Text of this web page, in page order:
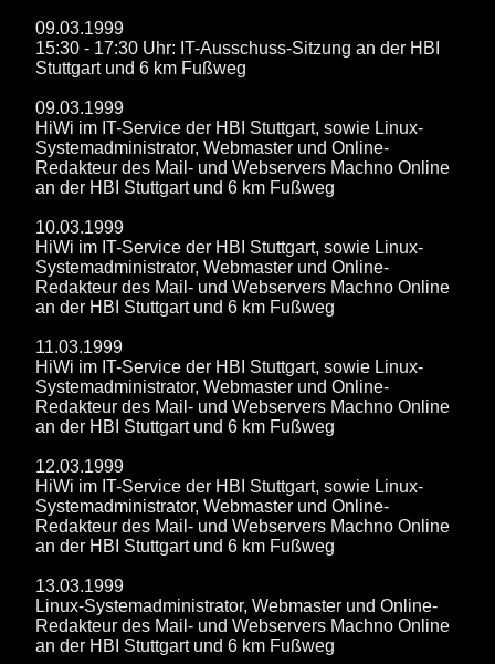
09.03.1999
15:30 - 17:30 Uhr: IT-Ausschuss-Sitzung an der HBI
Stuttgart und 6 km Fußweg
09.03.1999
HiWi im IT-Service der HBI Stuttgart, sowie Linux-
Systemadministrator, Webmaster und Online-
Redakteur des Mail- und Webservers Machno Online
an der HBI Stuttgart und 6 km Fußweg
10.03.1999
HiWi im IT-Service der HBI Stuttgart, sowie Linux-
Systemadministrator, Webmaster und Online-
Redakteur des Mail- und Webservers Machno Online
an der HBI Stuttgart und 6 km Fußweg
11.03.1999
HiWi im IT-Service der HBI Stuttgart, sowie Linux-
Systemadministrator, Webmaster und Online-
Redakteur des Mail- und Webservers Machno Online
an der HBI Stuttgart und 6 km Fußweg
12.03.1999
HiWi im IT-Service der HBI Stuttgart, sowie Linux-
Systemadministrator, Webmaster und Online-
Redakteur des Mail- und Webservers Machno Online
an der HBI Stuttgart und 6 km Fußweg
13.03.1999
Linux-Systemadministrator, Webmaster und Online-
Redakteur des Mail- und Webservers Machno Online
an der HBI Stuttgart und 6 km Fußweg